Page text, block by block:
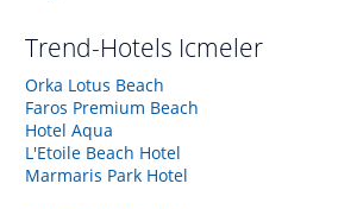
Trend-Hotels Icmeler
Orka Lotus Beach
Faros Premium Beach
Hotel Aqua
L'Etoile Beach Hotel
Marmaris Park Hotel